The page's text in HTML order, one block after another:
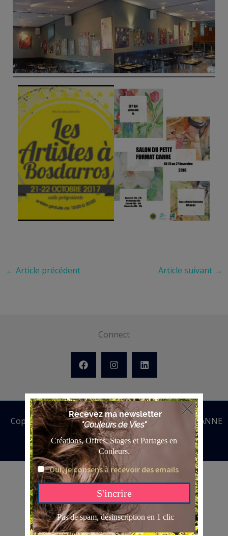
← Article précédent Article suivant →
Connect
Copyright © 2026 ANNE BATTOUE | Powered by ANNE
BATTOUE